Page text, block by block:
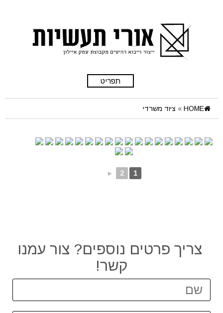
תפריט
HOME
» ציוד משרדי
1
2
►
צריך פרטים נוספים? צור עמנו
קשר!